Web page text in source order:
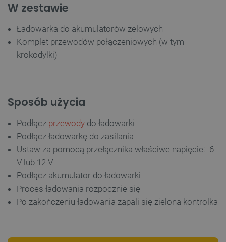
W zestawie
Ładowarka do akumulatorów żelowych
Komplet przewodów połączeniowych (w tym
krokodylki)
Sposób użycia
Podłącz przewody do ładowarki
Podłącz ładowarkę do zasilania
Ustaw za pomocą przełącznika właściwe napięcie: 6
V lub 12 V
Podłącz akumulator do ładowarki
Proces ładowania rozpocznie się
Po zakończeniu ładowania zapali się zielona kontrolka